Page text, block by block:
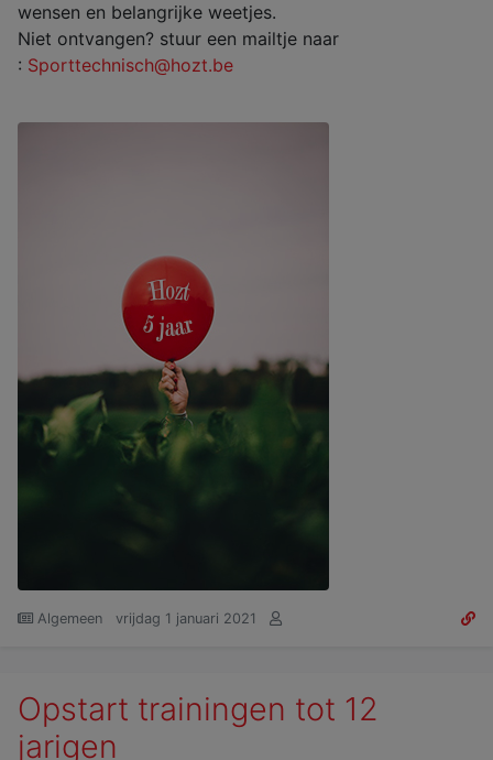
wensen en belangrijke weetjes.
Niet ontvangen? stuur een mailtje naar
: Sporttechnisch@hozt.be
Algemeen vrijdag 1 januari 2021
Opstart trainingen tot 12
jarigen